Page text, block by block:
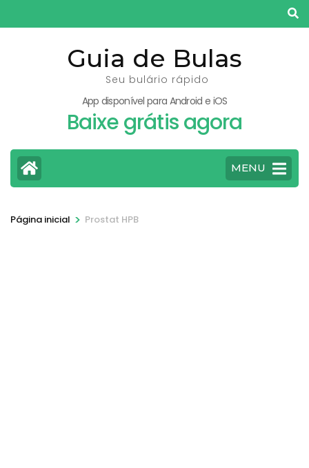
para
Guia de Bulas
Seu bulário rápido
App disponível para Android e iOS
Baixe grátis agora
MENU
Página inicial > Prostat HPB